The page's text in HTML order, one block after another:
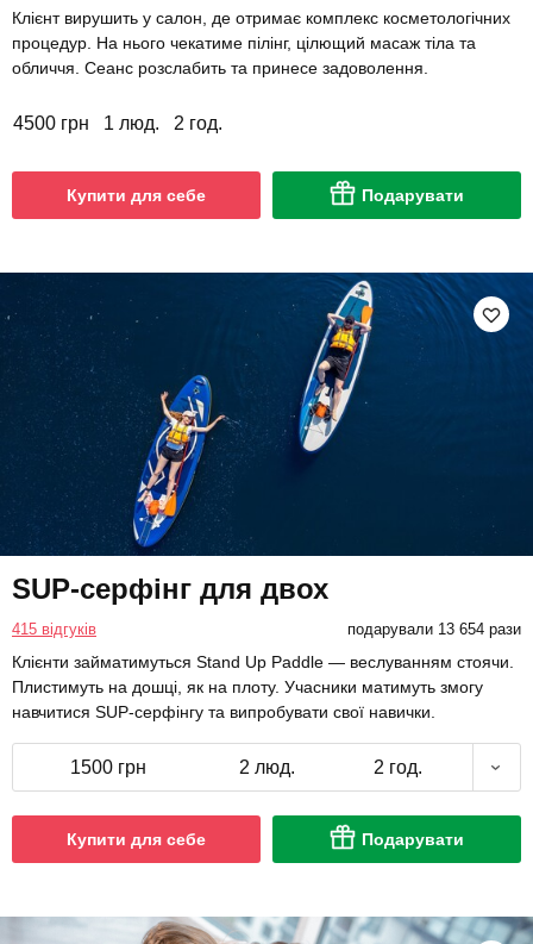
Клієнт вирушить у салон, де отримає комплекс косметологічних
процедур. На нього чекатиме пілінг, цілющий масаж тіла та
обличчя. Сеанс розслабить та принесе задоволення.
4500 грн 1 люд. 2 год.
Купити для себе Подарувати
SUP-серфінг для двох
415 відгуків подарували 13 654 рази
Клієнти займатимуться Stand Up Paddle — веслуванням стоячи.
Плистимуть на дошці, як на плоту. Учасники матимуть змогу
навчитися SUP-серфінгу та випробувати свої навички.
1500 грн 2 люд. 2 год.
Купити для себе Подарувати